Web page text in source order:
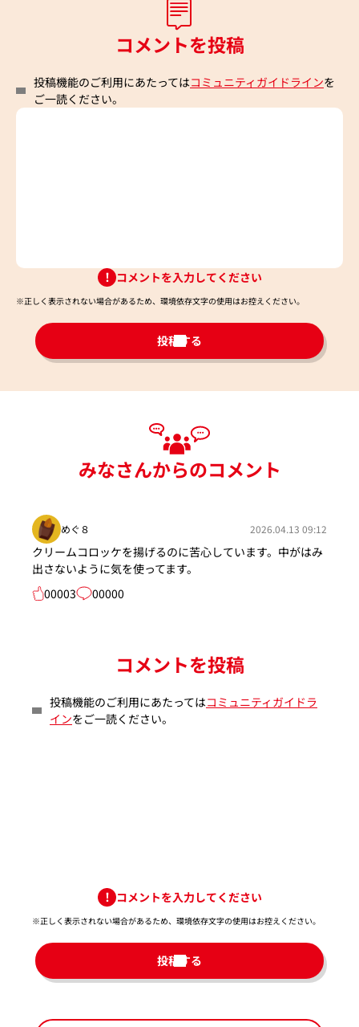
コメントを投稿
投稿機能のご利用にあたってはコミュニティガイドラインを
ご一読ください。
コメントを入力してください
※正しく表示されない場合があるため、環境依存文字の使用はお控えください。​
投稿する
みなさんからのコメント
めぐ８ 2026.04.13 09:12
クリームコロッケを揚げるのに苦心しています。中がはみ
出さないように気を使ってます。
00003
00000
コメントを投稿
投稿機能のご利用にあたってはコミュニティガイドラ
インをご一読ください。
コメントを入力してください
※正しく表示されない場合があるため、環境依存文字の使用はお控えください。​
投稿する